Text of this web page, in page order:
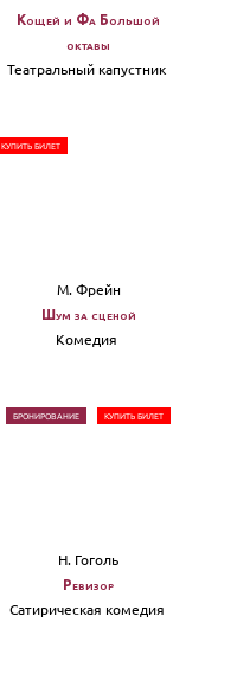
Кощей и Фа Большой
октавы
Театральный капустник
КУПИТЬ БИЛЕТ
М. Фрейн
Шум за сценой
Комедия
БРОНИРОВАНИЕ КУПИТЬ БИЛЕТ
Н. Гоголь
Ревизор
Сатирическая комедия